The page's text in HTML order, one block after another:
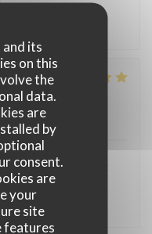
its
on this
the
data.
are
by
consent.
are
your
site
features
/5 Value:
servis et surtout
au chocolat